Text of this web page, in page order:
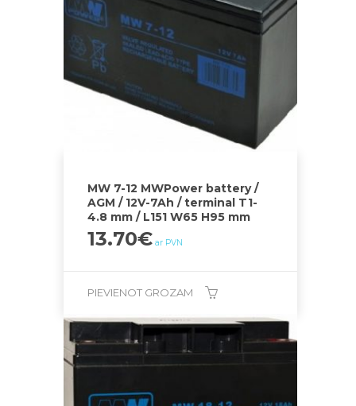
MW 7-12 MWPower battery /
AGM / 12V-7Ah / terminal T1-
4.8 mm / L151 W65 H95 mm
13.70€ ar PVN
PIEVIENOT GROZAM